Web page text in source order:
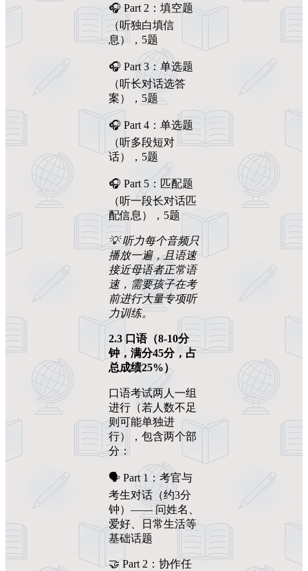
🎧 Part 2：填空题
（听独白填信
息），5题
🎧 Part 3：单选题
（听长对话选答
案），5题
🎧 Part 4：单选题
（听多段短对
话），5题
🎧 Part 5：匹配题
（听一段长对话匹
配信息），5题
💡听力每个音频只
播放一遍，且语速
接近母语者正常语
速，需要孩子在考
前进行大量专项听
力训练。
2.3 口语（8-10分
钟，满分45分，占
总成绩25%）
口语考试两人一组
进行（若人数不足
则可能单独进
行），包含两个部
分：
🗣️ Part 1：考官与
考生对话（约3分
钟）—— 问姓名、
爱好、日常生活等
基础话题
🤝 Part 2：协作任